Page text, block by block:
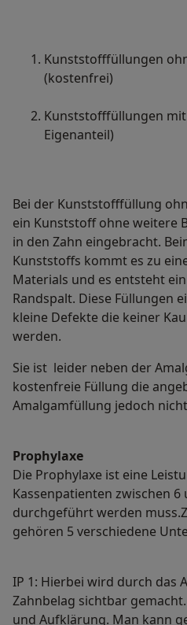
Kunststofffüllungen
(kostenfrei)
Kunststofffüllungen
Eigenanteil)
Bei der Kunststofffüllung
ein Kunststoff ohne weitere
in den Zahn eingebracht.
Kunststoffs kommt es zu
Materials und es entsteht
Randspalt. Diese Füllungen
kleine Defekte die keiner
werden.
Sie ist leider neben der
kostenfreie Füllung die
Amalgamfüllung jedoch
Prophylaxe
Die Prophylaxe ist eine
Kassenpatienten zwischen
durchgeführt werden
gehören 5 verschiedene
IP 1: Hierbei wird durch das
Zahnbelag sichtbar
und Aufklärung. Man kann